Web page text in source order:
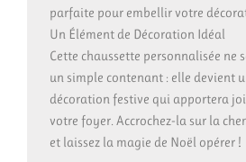
parfaite pour embellir votre
Un Élément de Décoration Idéal
Cette chaussette personnalisée ne
un simple contenant : elle devient
décoration festive qui apportera
votre foyer. Accrochez-la sur la
et laissez la magie de Noël opérer !